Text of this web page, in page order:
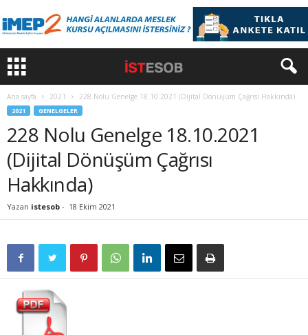
Ana sayfa 2021 228 Nolu Genelge 18.10.2021 (Dijital Dönüşüm Çağrısı Hakkında)
2021 GENELGELER
228 Nolu Genelge 18.10.2021
(Dijital Dönüşüm Çağrısı
Hakkında)
Yazan istesob - 18 Ekim 2021